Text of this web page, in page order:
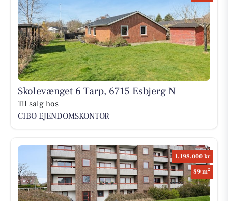
Skolevænget 6 Tarp, 6715 Esbjerg N
Til salg hos
CIBO EJENDOMSKONTOR
1.198.000 kr
89 m2